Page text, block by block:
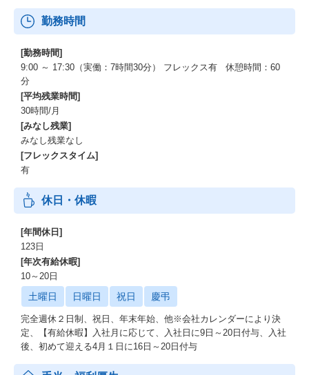
高まっている状況下のため、人財育成にも力を入れておりスペシ
ャリスト、ジェネラリストとキャリアの選択をできるような人事
勤務時間
[勤務時間]
9:00 ～ 17:30（実働：7時間30分） フレックス有 休憩時間：60
分
[平均残業時間]
30時間/月
[みなし残業]
みなし残業なし
[フレックスタイム]
有
休日・休暇
[年間休日]
123日
[年次有給休暇]
10～20日
土曜日 日曜日 祝日 慶弔
完全週休２日制、祝日、年末年始、他※会社カレンダーにより決
定、【有給休暇】入社月に応じて、入社日に9日～20日付与、入社
後、初めて迎える4月１日に16日～20日付与